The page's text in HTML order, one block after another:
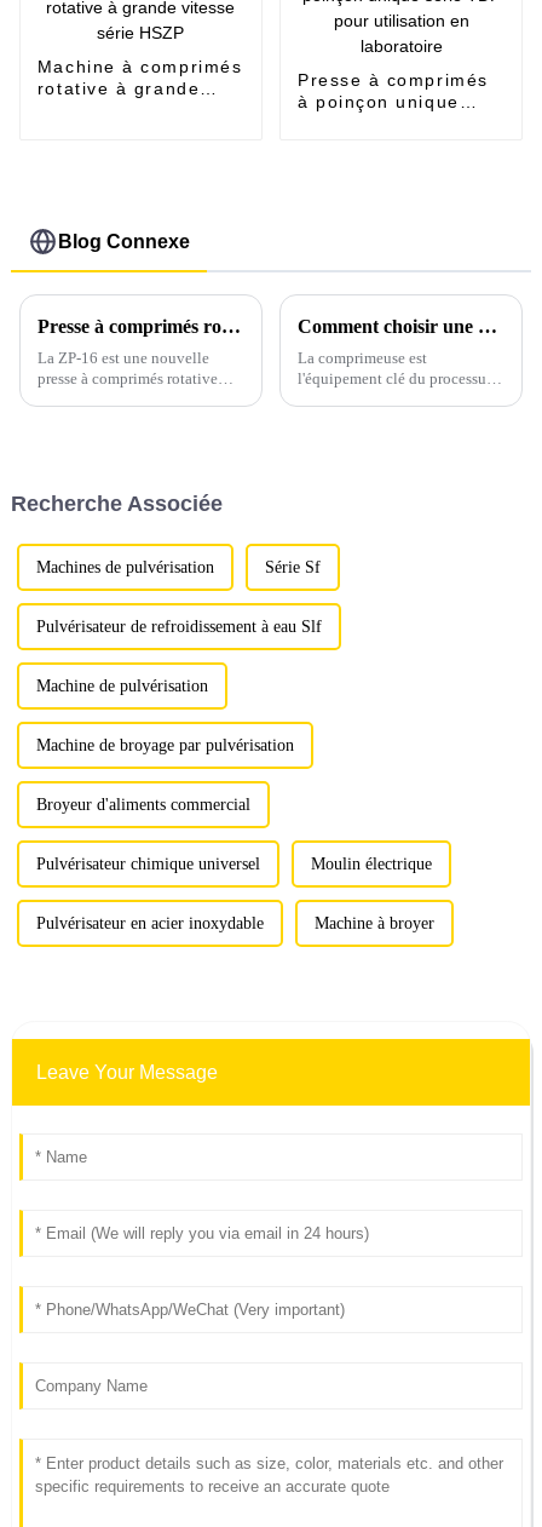
Machine à comprimés
rotative à grande
Presse à comprimés
à poinçon unique
Blog Connexe
Presse à comprimés rotative ZP-16, nouvelle arrivée, pour la fabrication de comprimés de grande taille
La ZP-16 est une nouvelle
presse à comprimés rotative
premières granulaires.
Comment choisir une presse à comprimés adaptée
La comprimeuse est
l'équipement clé du processus
Recherche Associée
Machines de pulvérisation Série Sf
Pulvérisateur de refroidissement à eau Slf
Machine de pulvérisation
Machine de broyage par pulvérisation
Broyeur d'aliments commercial
Pulvérisateur chimique universel Moulin électrique
Pulvérisateur en acier inoxydable Machine à broyer
Leave Your Message